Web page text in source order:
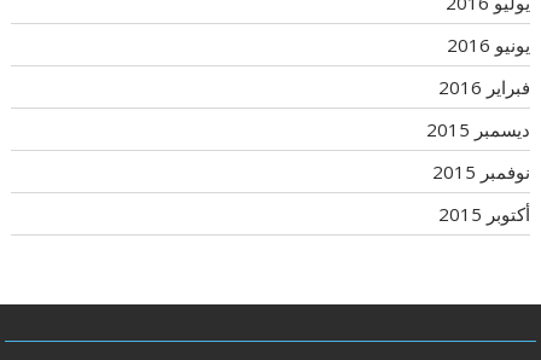
يونيو 2016
فبراير 2016
ديسمبر 2015
نوفمبر 2015
أكتوبر 2015